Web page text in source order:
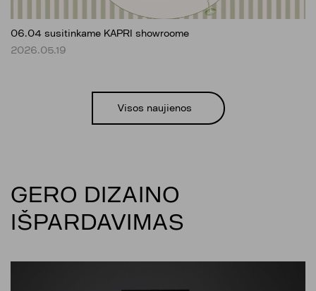
06.04 susitinkame KAPRI showroome
2026.05.19
Visos naujienos
GERO DIZAINO
IŠPARDAVIMAS